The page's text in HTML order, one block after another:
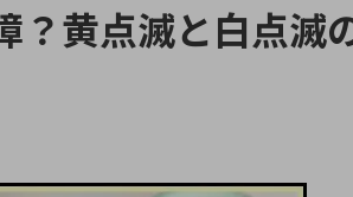
？黄点滅と白点滅